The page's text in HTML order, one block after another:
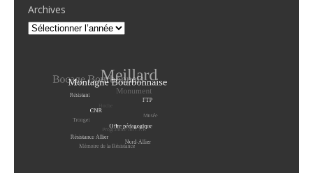
Archives